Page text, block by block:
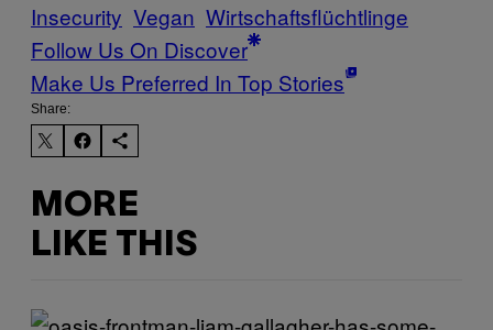
Insecurity Vegan Wirtschaftsflüchtlinge
Follow Us On Discover
Make Us Preferred In Top Stories
Share:
MORE
LIKE THIS